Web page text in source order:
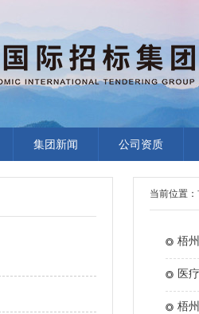
集团新闻 公司资质
当前位置：
梧
医
梧